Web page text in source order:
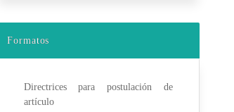
Formatos
Directrices para postulación de
artículo